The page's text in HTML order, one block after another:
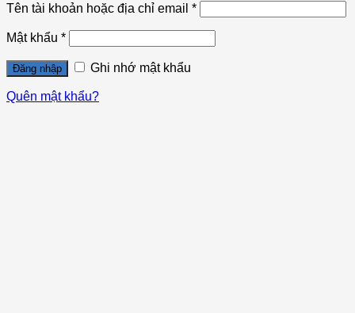
Tên tài khoản hoặc địa chỉ email *
Mật khẩu *
Đăng nhập Ghi nhớ mật khẩu
Quên mật khẩu?